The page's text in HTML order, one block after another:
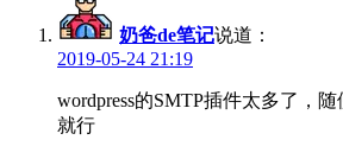
奶爸de笔记说道：
2019-05-24 21:19
wordpress的SMTP插件太多了，
就行